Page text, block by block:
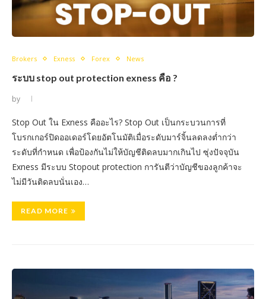
Brokers Exness Forex News
ระบบ stop out protection exness คือ ?
by
Stop Out ใน Exness คืออะไร? Stop Out เป็นกระบวนการที่
โบรกเกอร์ปิดออเดอร์โดยอัตโนมัติเมื่อระดับมาร์จิ้นลดลงต่ำกว่า
ระดับที่กำหนด เพื่อป้องกันไม่ให้บัญชีติดลบมากเกินไป ซุ่งปัจจุบัน
Exness มีระบบ Stopout protection การันตีว่าบัญชีของลูกค้าจะ
ไม่มีวันติดลบนั่นเอง…
READ MORE